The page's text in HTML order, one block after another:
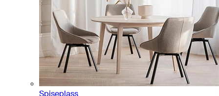
Spiseplass